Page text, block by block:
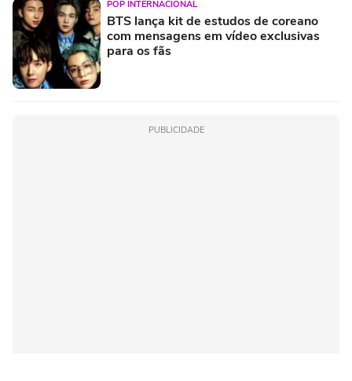
POP INTERNACIONAL
BTS lança kit de estudos de coreano
com mensagens em vídeo exclusivas
para os fãs
PUBLICIDADE